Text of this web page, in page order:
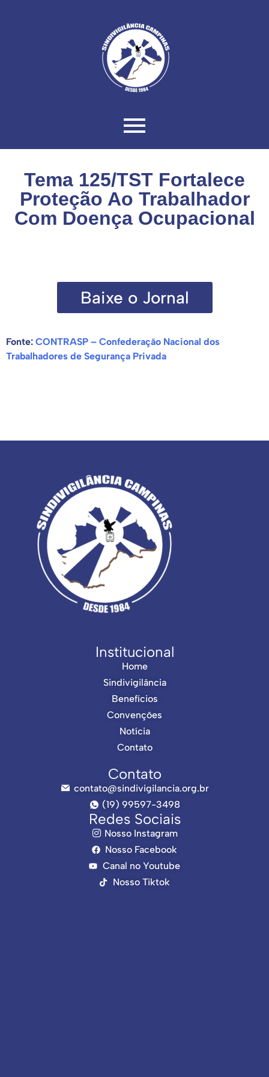
Tema 125/TST Fortalece
Proteção Ao Trabalhador
Com Doença Ocupacional
Baixe o Jornal
Fonte: CONTRASP – Confederação Nacional dos
Trabalhadores de Segurança Privada
Institucional
Home
Sindivigilância
Benefícios
Convenções
Notícia
Contato
Contato
contato@sindivigilancia.org.br
(19) 99597-3498
Redes Sociais
Nosso Instagram
Nosso Facebook
Canal no Youtube
Nosso Tiktok